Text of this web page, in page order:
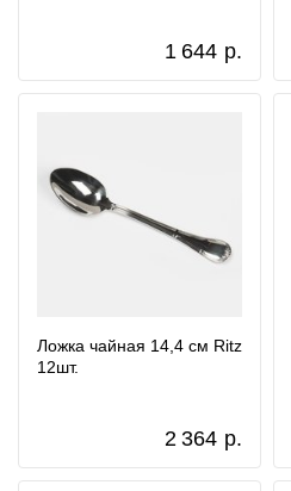
1 644 р.
Ложка чайная 14,4 см Ritz
12шт.
2 364 р.